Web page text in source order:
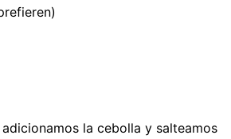
la cebolla y salteamos